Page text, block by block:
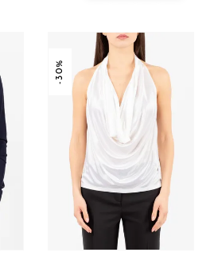
-30%